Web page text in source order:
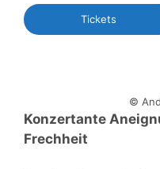
Tickets
©
Konzertante
Frechheit